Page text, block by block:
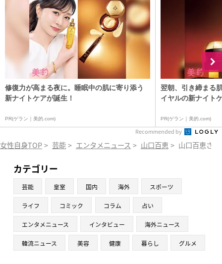
修復力が高まる夜に。睡眠中の肌に寄り添う
新ナイトケアが誕生！
PR(ゲラン｜美的.com)
翌朝、引き締まる
イヤルの新ナイト
PR(ゲラン｜美的.com)
Recommended by
女性自身TOP > 芸能 > エンタメニュース > 山口百恵 > 山口百恵さ
カテゴリー
芸能 皇室 国内 海外 スポーツ
ライフ コミック コラム 占い
エンタメニュース インタビュー 海外ニュース
韓流ニュース 美容 健康 暮らし グルメ